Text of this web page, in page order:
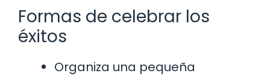
Formas de celebrar los
éxitos
Organiza una pequeña